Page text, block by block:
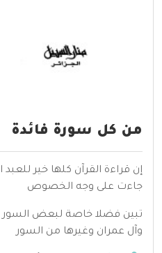
من كل سورة فائدة
إن قراءة القرآن كلها خير
جاءت على وجه الخصوص
تبين فضلا خاصة لبعض السور
وآل عمران وغيرها من السور